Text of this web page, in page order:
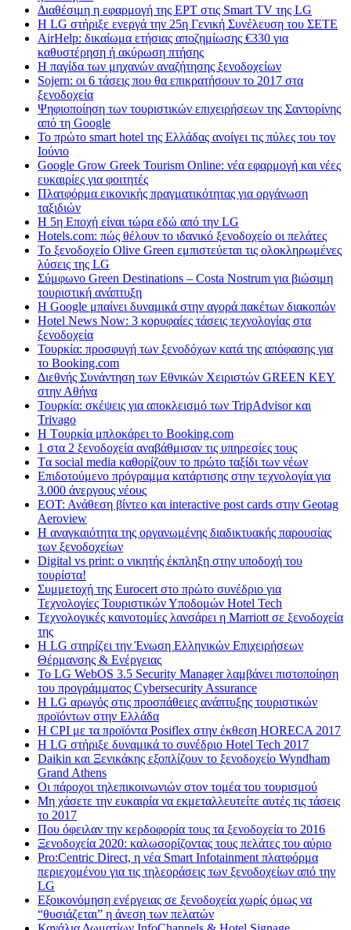
Διαθέσιμη η εφαρμογή της ΕΡΤ στις Smart TV της LG
Η LG στήριξε ενεργά την 25η Γενική Συνέλευση του ΣΕΤΕ
AirHelp: δικαίωμα ετήσιας αποζημίωσης €330 για
καθυστέρηση ή ακύρωση πτήσης
Η παγίδα των μηχανών αναζήτησης ξενοδοχείων
Sojern: οι 6 τάσεις που θα επικρατήσουν το 2017 στα
ξενοδοχεία
Ψηφιοποίηση των τουριστικών επιχειρήσεων της Σαντορίνης
από τη Google
Το πρώτο smart hotel της Ελλάδας ανοίγει τις πύλες του τον
Ιούνιο
Google Grow Greek Tourism Online: νέα εφαρμογή και νέες
ευκαιρίες για φοιτητές
Πλατφόρμα εικονικής πραγματικότητας για οργάνωση
ταξιδιών
Η 5η Εποχή είναι τώρα εδώ από την LG
Hotels.com: πώς θέλουν το ιδανικό ξενοδοχείο οι πελάτες
To ξενοδοχείο Olive Green εμπιστεύεται τις ολοκληρωμένες
λύσεις της LG
Σύμφωνο Green Destinations – Costa Nostrum για βιώσιμη
τουριστική ανάπτυξη
H Google μπαίνει δυναμικά στην αγορά πακέτων διακοπών
Hotel News Now: 3 κορυφαίες τάσεις τεχνολογίας στα
ξενοδοχεία
Τουρκία: προσφυγή των ξενοδόχων κατά της απόφασης για
το Booking.com
Διεθνής Συνάντηση των Εθνικών Χειριστών GREEN KEY
στην Αθήνα
Τουρκία: σκέψεις για αποκλεισμό των TripAdvisor και
Trivago
H Tουρκία μπλοκάρει το Booking.com
1 στα 2 ξενοδοχεία αναβάθμισαν τις υπηρεσίες τους
Tα social media καθορίζουν το πρώτο ταξίδι των νέων
Επιδοτούμενο πρόγραμμα κατάρτισης στην τεχνολογία για
3.000 άνεργους νέους
ΕΟΤ: Ανάθεση βίντεο και interactive post cards στην Geotag
Aeroview
Η αναγκαιότητα της οργανωμένης διαδικτυακής παρουσίας
των ξενοδοχείων
Digital vs print: ο νικητής έκπληξη στην υποδοχή του
τουρίστα!
Συμμετοχή της Eurocert στο πρώτο συνέδριο για
Τεχνολογίες Τουριστικών Υποδομών Hotel Tech
Τεχνολογικές καινοτομίες λανσάρει η Marriott σε ξενοδοχεία
της
H LG στηρίζει την Ένωση Ελληνικών Επιχειρήσεων
Θέρμανσης & Ενέργειας
Το LG WebOS 3.5 Security Manager λαμβάνει πιστοποίηση
του προγράμματος Cybersecurity Assurance
Η LG αρωγός στις προσπάθειες ανάπτυξης τουριστικών
προϊόντων στην Ελλάδα
Η CPI με τα προϊόντα Posiflex στην έκθεση HORECA 2017
H LG στήριξε δυναμικά το συνέδριο Hotel Tech 2017
Daikin και Ξενικάκης εξοπλίζουν το ξενοδοχείο Wyndham
Grand Athens
Οι πάροχοι τηλεπικοινωνιών στον τομέα του τουρισμού
Μη χάσετε την ευκαιρία να εκμεταλλευτείτε αυτές τις τάσεις
το 2017
Που όφειλαν την κερδοφορία τους τα ξενοδοχεία το 2016
Ξενοδοχεία 2020: καλωσορίζοντας τους πελάτες του αύριο
Pro:Centric Direct, η νέα Smart Infotainment πλατφόρμα
περιεχομένου για τις τηλεοράσεις των ξενοδοχείων από την
LG
Εξοικονόμηση ενέργειας σε ξενοδοχεία χωρίς όμως να
“θυσιάζεται” η άνεση των πελατών